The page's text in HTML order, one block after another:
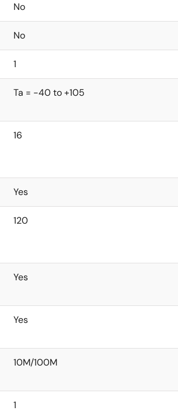
No
No
1
Ta = -40 to +105
16
Yes
120
Yes
Yes
10M/100M
1